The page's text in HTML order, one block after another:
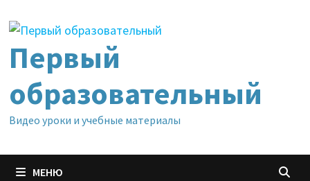
содержимому
Первый
образовательный
Видео уроки и учебные материалы
МЕНЮ